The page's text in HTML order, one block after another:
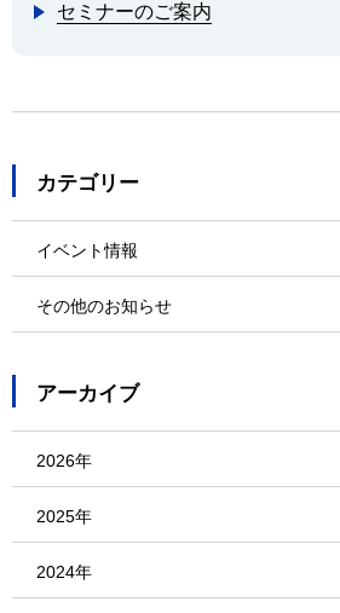
セミナーのご案内
カテゴリー
イベント情報
その他のお知らせ
アーカイブ
2026年
2025年
2024年